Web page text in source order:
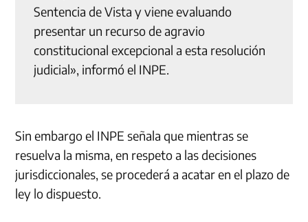
Sentencia de Vista y viene evaluando
presentar un recurso de agravio
constitucional excepcional a esta resolución
judicial», informó el INPE.
Sin embargo el INPE señala que mientras se
resuelva la misma, en respeto a las decisiones
jurisdiccionales, se procederá a acatar en el plazo de
ley lo dispuesto.